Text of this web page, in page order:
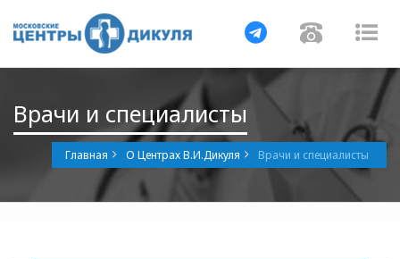
Навигация
Врачи и специалисты
Главная О Центрах В.И.Дикуля Врачи и специалисты